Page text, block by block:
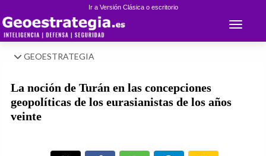
Ir a Versión Clásica o escritorio
Toggle
GEOESTRATEGIA
La noción de Turán en las concepciones
geopolíticas de los eurasianistas de los años
veinte